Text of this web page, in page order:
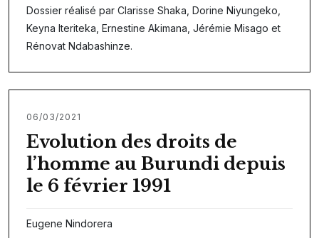
Dossier réalisé par Clarisse Shaka, Dorine Niyungeko,
Keyna Iteriteka, Ernestine Akimana, Jérémie Misago et
Rénovat Ndabashinze.
06/03/2021
Evolution des droits de
l’homme au Burundi depuis
le 6 février 1991
Eugene Nindorera